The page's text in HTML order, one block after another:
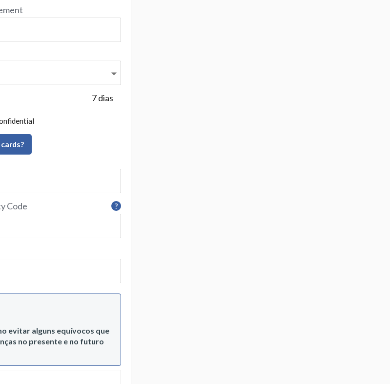
7dias
?
Code
evitar alguns equívocos que
no presente e no futuro